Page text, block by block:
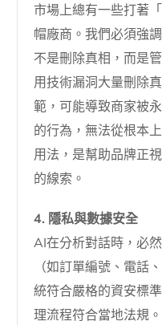
市場上總有一些打著
帽廠商。我們必須強
不是刪除真相，而是
用技術漏洞大量刪除
範，可能導致商家被
的行為，無法從根本
用法，是幫助品牌正
的線索。
4. 隱私與數據安全
AI在分析對話時，必
（如訂單編號、電話
統符合嚴格的資安標
理流程符合當地法規